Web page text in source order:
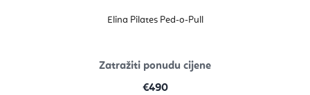
Elina Pilates Ped-o-Pull
Zatražiti ponudu cijene
€490